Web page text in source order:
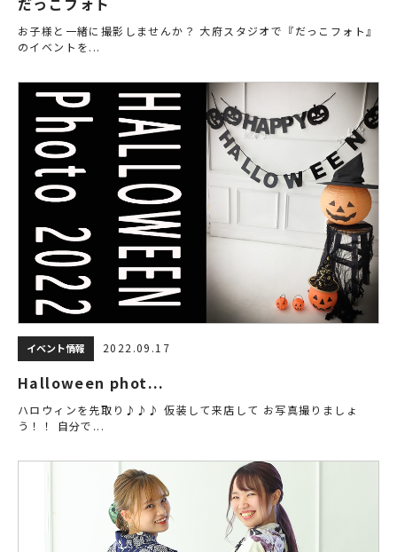
お子様と一緒に撮影しませんか？ 大府スタジオで『だっこフォト』
のイベントを...
イベント情報 2022.09.17
Halloween phot...
ハロウィンを先取り♪♪♪ 仮装して来店して お写真撮りましょ
う！！ 自分で...